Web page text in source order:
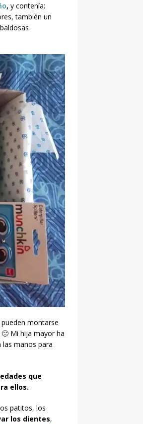
, y contenía:
también un
pueden montarse
Mi hija mayor ha
manos para
que
ellos.
patitos, los
los dientes,